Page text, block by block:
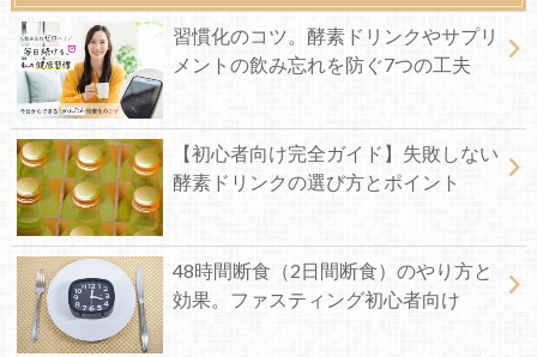
習慣化のコツ。酵素ドリンクやサプリ
メントの飲み忘れを防ぐ7つの工夫
【初心者向け完全ガイド】失敗しない
酵素ドリンクの選び方とポイント
48時間断食（2日間断食）のやり方と
効果。ファスティング初心者向け